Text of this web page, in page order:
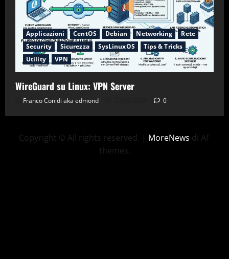
Applicazioni CentOS Debian Networking
Rete
Security
Sicurezza SysLinuxOS
Tips & Tricks
Utility
VPN
WireGuard su Linux: VPN Server
Franco Conidi aka edmond 0
Copyright © All rights reserved. | MoreNews di AF
themes.